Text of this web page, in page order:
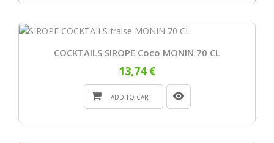
COCKTAILS SIROPE Coco MONIN 70 CL
13,74 €
ADD TO CART